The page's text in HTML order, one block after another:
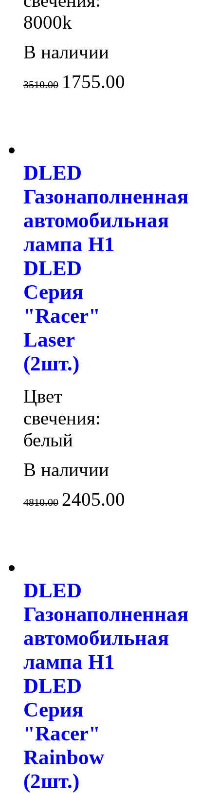
8000k
В наличии
3510.00 1755.00
DLED
Газонаполненная
автомобильная
лампа H1
DLED
Серия
"Racer"
Laser
(2шт.)
Цвет
свечения:
белый
В наличии
4810.00 2405.00
DLED
Газонаполненная
автомобильная
лампа H1
DLED
Серия
"Racer"
Rainbow
(2шт.)